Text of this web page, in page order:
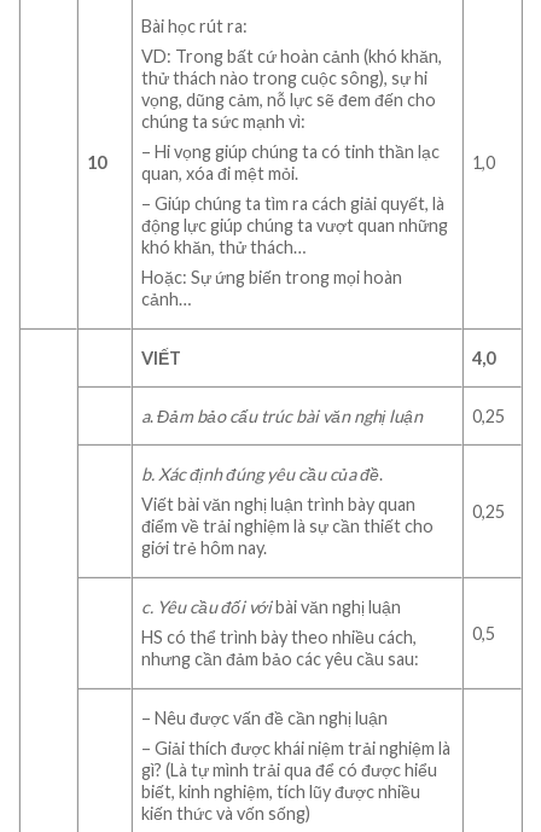
10
Bài học rút ra:
VD: Trong bất cứ hoàn cảnh (khó khăn,
thử thách nào trong cuộc sông), sự hi
vọng, dũng cảm, nỗ lực sẽ đem đến cho
chúng ta sức mạnh vì:
– Hi vọng giúp chúng ta có tinh thần lạc
quan, xóa đi mệt mỏi.
– Giúp chúng ta tìm ra cách giải quyết, là
động lực giúp chúng ta vượt quan những
khó khăn, thử thách…
Hoặc: Sự ứng biến trong mọi hoàn
cảnh…
1,0
VIẾT 4,0
a.Đảm bảo cấu trúc bài văn nghị luận 0,25
b. Xác định đúngyêu cầu của đề.
Viết bài văn nghị luận trình bày quan
điểm về trải nghiệm là sự cần thiết cho
giới trẻ hôm nay.
0,25
c. Yêu cầu đối vớibài văn nghị luận
HS có thể trình bày theo nhiều cách,
nhưng cần đảm bảo các yêu cầu sau:
0,5
– Nêu được vấn đề cần nghị luận
– Giải thích được khái niệm trải nghiệm là
gì? (Là tự mình trải qua để có được hiểu
biết, kinh nghiệm, tích lũy được nhiều
kiến thức và vốn sống)